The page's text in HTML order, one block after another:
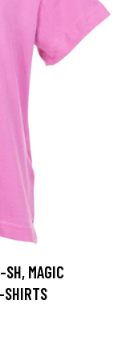
MAGIC